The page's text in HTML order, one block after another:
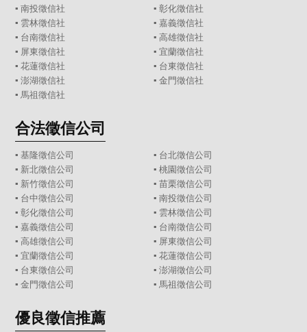
▪南投徵信社 ▪ 彰化徵信社
▪ 雲林徵信社 ▪ 嘉義徵信社
▪ 台南徵信社 ▪ 高雄徵信社
▪ 屏東徵信社 ▪ 宜蘭徵信社
▪花蓮徵信社 ▪ 台東徵信社
▪澎湖徵信社 ▪ 金門徵信社
▪ 馬祖徵信社
合法徵信公司
▪基隆徵信公司 ▪ 台北徵信公司
▪ 新北徵信公司 ▪ 桃園徵信公司
▪ 新竹徵信公司 ▪ 苗栗徵信公司
▪ 台中徵信公司 ▪ 南投徵信公司
▪彰化徵信公司 ▪ 雲林徵信公司
▪嘉義徵信公司 ▪ 台南徵信公司
▪高雄徵信公司 ▪ 屏東徵信公司
▪宜蘭徵信公司 ▪ 花蓮徵信公司
▪ 台東徵信公司 ▪ 澎湖徵信公司
▪金門徵信公司 ▪ 馬祖徵信公司
優良徵信推薦